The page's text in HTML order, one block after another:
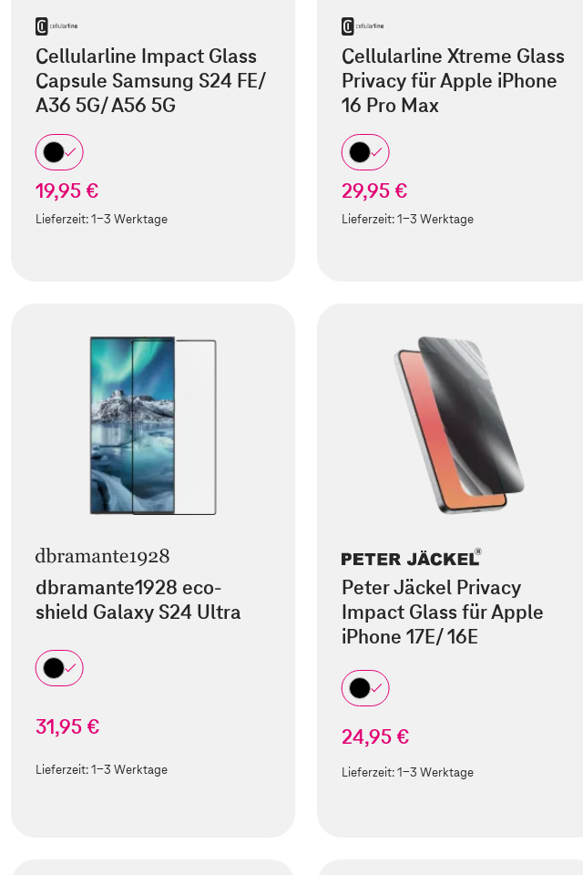
Cellularline Impact Glass
Capsule Samsung S24 FE/
A36 5G/ A56 5G
19,95 €
Lieferzeit:1-3 Werktage
Cellularline Xtreme Glass
Privacy für Apple iPhone
16 Pro Max
29,95 €
Lieferzeit:1-3 Werktage
dbramante1928 eco-
shield Galaxy S24 Ultra
31,95 €
Lieferzeit:1-3 Werktage
Peter Jäckel Privacy
Impact Glass für Apple
iPhone 17E/ 16E
24,95 €
Lieferzeit:1-3 Werktage